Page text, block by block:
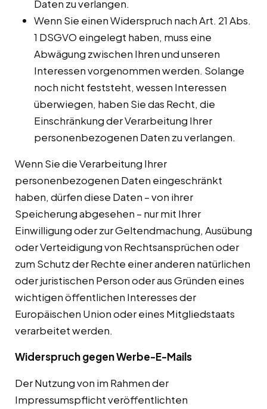
Daten zu verlangen.
Wenn Sie einen Widerspruch nach Art. 21 Abs.
1 DSGVO eingelegt haben, muss eine
Abwägung zwischen Ihren und unseren
Interessen vorgenommen werden. Solange
noch nicht feststeht, wessen Interessen
überwiegen, haben Sie das Recht, die
Einschränkung der Verarbeitung Ihrer
personenbezogenen Daten zu verlangen.
Wenn Sie die Verarbeitung Ihrer
personenbezogenen Daten eingeschränkt
haben, dürfen diese Daten – von ihrer
Speicherung abgesehen – nur mit Ihrer
Einwilligung oder zur Geltendmachung, Ausübung
oder Verteidigung von Rechtsansprüchen oder
zum Schutz der Rechte einer anderen natürlichen
oder juristischen Person oder aus Gründen eines
wichtigen öffentlichen Interesses der
Europäischen Union oder eines Mitgliedstaats
verarbeitet werden.
Widerspruch gegen Werbe-E-Mails
Der Nutzung von im Rahmen der
Impressumspflicht veröffentlichten